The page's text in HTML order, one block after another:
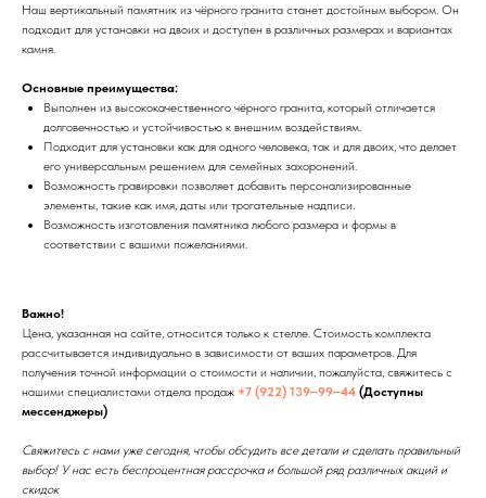
Наш вертикальный памятник из чёрного гранита станет достойным выбором. Он
подходит для установки на двоих и доступен в различных размерах и вариантах
камня.
Основные преимущества:
Выполнен из высококачественного чёрного гранита, который отличается
долговечностью и устойчивостью к внешним воздействиям.
Подходит для установки как для одного человека, так и для двоих, что делает
его универсальным решением для семейных захоронений.
Возможность гравировки позволяет добавить персонализированные
элементы, такие как имя, даты или трогательные надписи.
Возможность изготовления памятника любого размера и формы в
соответствии с вашими пожеланиями.
Важно!
Цена, указанная на сайте, относится только к стелле. Стоимость комплекта
рассчитывается индивидуально в зависимости от ваших параметров. Для
получения точной информации о стоимости и наличии, пожалуйста, свяжитесь с
нашими специалистами отдела продаж +7 (922) 139‒99‒44 (Доступны
мессенджеры)
Свяжитесь с нами уже сегодня, чтобы обсудить все детали и сделать правильный
выбор! У нас есть беспроцентная рассрочка и большой ряд различных акций и
скидок